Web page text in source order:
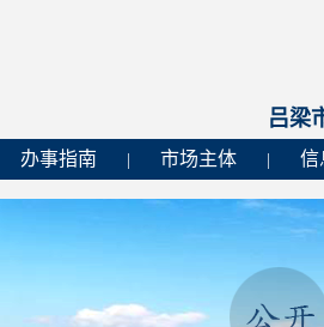
吕梁
办事指南 市场主体 信